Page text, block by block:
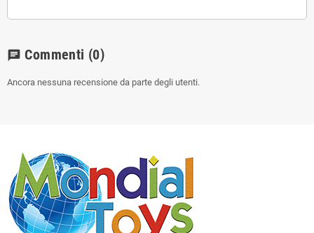
chat Commenti (0)
Ancora nessuna recensione da parte degli utenti.